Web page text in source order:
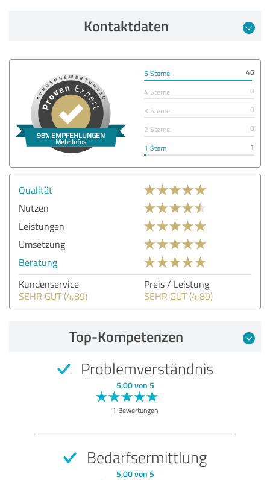
Kontaktdaten
5 Sterne
46
4 Sterne
0
3 Sterne
0
2 Sterne
0
1 Stern
1
Qualität
Nutzen
Leistungen
Umsetzung
Beratung
Kundenservice
SEHR GUT (4,89)
Preis / Leistung
SEHR GUT (4,89)
Top-Kompetenzen
Problemverständnis
5,00 von 5
1 Bewertungen
Bedarfsermittlung
5,00 von 5